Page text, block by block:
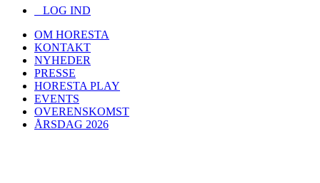
LOG IND
OM HORESTA
KONTAKT
NYHEDER
PRESSE
HORESTA PLAY
EVENTS
OVERENSKOMST
ÅRSDAG 2026